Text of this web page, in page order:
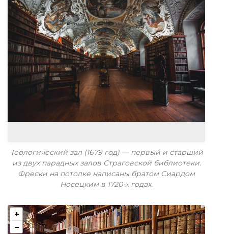
Теологический зал (1679 год) — первый и старший
из двух парадных залов Страговской библиотеки.
Фрески на потолке написаны братом Сиардом
Носецким в 1720-х годах.